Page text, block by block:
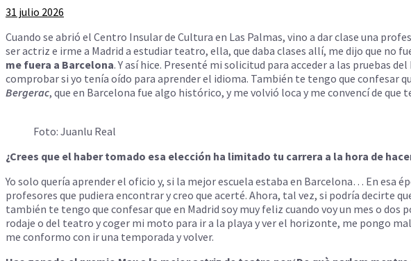
31 julio 2026
Cuando se abrió el Centro Insular de Cultura en Las Palmas, vino a dar clase una
ser actriz e irme a Madrid a estudiar teatro, ella, que daba clases allí, me dijo que no
me fuera a Barcelona. Y así hice. Presenté mi solicitud para acceder a las pruebas
comprobar si yo tenía oído para aprender el idioma. También te tengo que confesar
Bergerac, que en Barcelona fue algo histórico, y me volvió loca y me convencí de
Foto: Juanlu Real
¿Crees que el haber tomado esa elección ha limitado tu carrera a la hora de
Yo solo quería aprender el oficio y, si la mejor escuela estaba en Barcelona… En
profesores que pudiera encontrar y creo que acerté. Ahora, tal vez, si podría decirte
también te tengo que confesar que en Madrid soy muy feliz cuando voy un mes o dos
rodaje o del teatro y coger mi moto para ir a la playa y ver el horizonte, me pongo
me conformo con ir una temporada y volver.